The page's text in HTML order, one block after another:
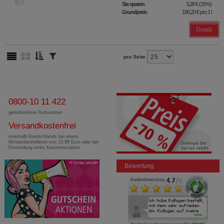
Sie sparen 3,28 €(15%)
Grundpreis
186,20 €pro 1 l
Details
pro Seite
0800-10 11 422
gebührenfreie Rufnummer
Versandkostenfrei
innerhalb Deutschlands bei einem
Mindestbestellwert von 13,99 Euro oder bei
Einsendung eines Kassenrezeptes
Bewertung